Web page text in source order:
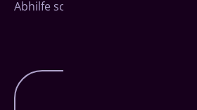
Abhilfe schaffen.